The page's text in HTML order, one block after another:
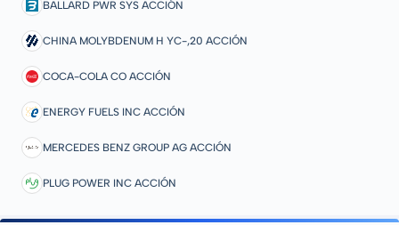
BALLARD PWR SYS ACCIÓN
CHINA MOLYBDENUM H YC-,20 ACCIÓN
COCA-COLA CO ACCIÓN
ENERGY FUELS INC ACCIÓN
MERCEDES BENZ GROUP AG ACCIÓN
PLUG POWER INC ACCIÓN